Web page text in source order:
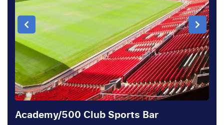
Academy/500 Club Sports Bar